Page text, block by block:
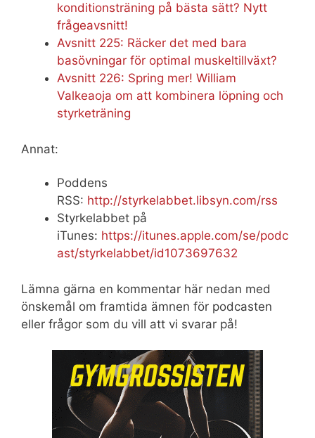
konditionsträning på bästa sätt? Nytt
frågeavsnitt!
Avsnitt 225: Räcker det med bara
basövningar för optimal muskeltillväxt?
Avsnitt 226: Spring mer! William
Valkeaoja om att kombinera löpning och
styrketräning
Annat:
Poddens
RSS: http://styrkelabbet.libsyn.com/rss
Styrkelabbet på
iTunes: https://itunes.apple.com/se/podc
ast/styrkelabbet/id1073697632
Lämna gärna en kommentar här nedan med
önskemål om framtida ämnen för podcasten
eller frågor som du vill att vi svarar på!